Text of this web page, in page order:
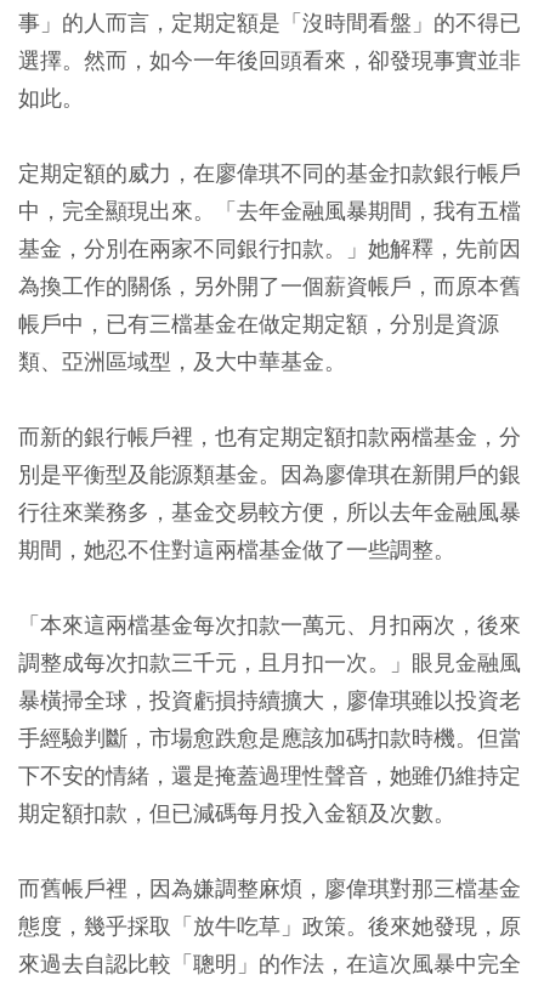
事」的人而言，定期定額是「沒時間看盤」的不得已
選擇。然而，如今一年後回頭看來，卻發現事實並非
如此。
定期定額的威力，在廖偉琪不同的基金扣款銀行帳戶
中，完全顯現出來。「去年金融風暴期間，我有五檔
基金，分別在兩家不同銀行扣款。」她解釋，先前因
為換工作的關係，另外開了一個薪資帳戶，而原本舊
帳戶中，已有三檔基金在做定期定額，分別是資源
類、亞洲區域型，及大中華基金。
而新的銀行帳戶裡，也有定期定額扣款兩檔基金，分
別是平衡型及能源類基金。因為廖偉琪在新開戶的銀
行往來業務多，基金交易較方便，所以去年金融風暴
期間，她忍不住對這兩檔基金做了一些調整。
「本來這兩檔基金每次扣款一萬元、月扣兩次，後來
調整成每次扣款三千元，且月扣一次。」眼見金融風
暴橫掃全球，投資虧損持續擴大，廖偉琪雖以投資老
手經驗判斷，市場愈跌愈是應該加碼扣款時機。但當
下不安的情緒，還是掩蓋過理性聲音，她雖仍維持定
期定額扣款，但已減碼每月投入金額及次數。
而舊帳戶裡，因為嫌調整麻煩，廖偉琪對那三檔基金
態度，幾乎採取「放牛吃草」政策。後來她發現，原
來過去自認比較「聰明」的作法，在這次風暴中完全